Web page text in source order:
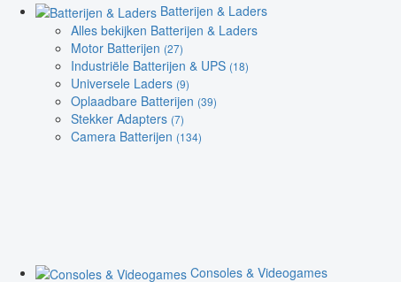
Batterijen & Laders
Alles bekijken Batterijen & Laders
Motor Batterijen (27)
Industriële Batterijen & UPS (18)
Universele Laders (9)
Oplaadbare Batterijen (39)
Stekker Adapters (7)
Camera Batterijen (134)
Consoles & Videogames